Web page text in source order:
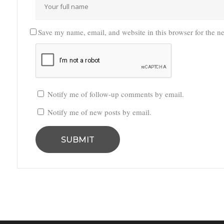
Save my name, email, and website in this browser for the
Notify me of follow-up comments by email.
Notify me of new posts by email.